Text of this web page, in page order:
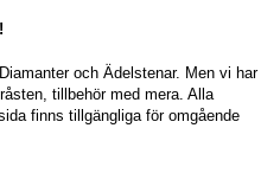
och Ädelstenar. Men vi har
tillbehör med mera. Alla
finns tillgängliga för omgående